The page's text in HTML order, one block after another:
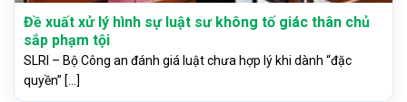
Đề xuất xử lý hình sự luật sư không tố giác thân chủ
sắp phạm tội
SLRI – Bộ Công an đánh giá luật chưa hợp lý khi dành “đặc
quyền” [...]